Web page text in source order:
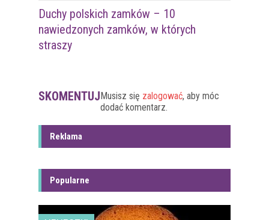
Duchy polskich zamków – 10
nawiedzonych zamków, w których
straszy
SKOMENTUJMusisz się zalogować, aby móc
dodać komentarz.
Reklama
Popularne